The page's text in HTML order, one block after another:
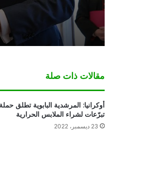
مقالات ذات صلة
أوكرانيا: المرشدية البابوية تطلق حملة
تبرّعات لشراء الملابس الحرارية
23 ديسمبر، 2022